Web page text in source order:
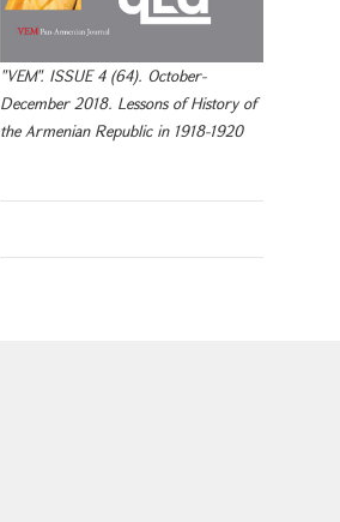
"VEM". ISSUE 4 (64). October-
December 2018. Lessons of History of
the Armenian Republic in 1918-1920